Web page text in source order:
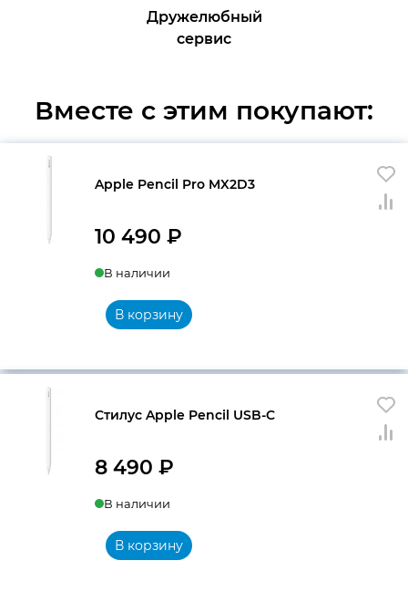
Дружелюбный
сервис
Вместе с этим покупают:
Apple Pencil Pro MX2D3
10 490 ₽
В наличии
В корзину
Стилус Apple Pencil USB-C
8 490 ₽
В наличии
В корзину